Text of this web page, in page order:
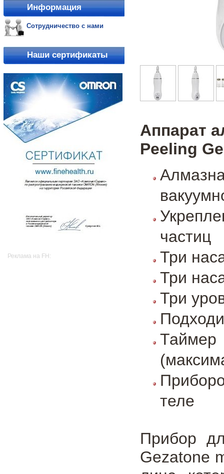
Информация
Сотрудничество с нами
Наши сертификаты
Реклама на FH:
Аппарат
Peeling
частиц
Три
Три
Три
Таймер
теле
Прибор
Gezatone